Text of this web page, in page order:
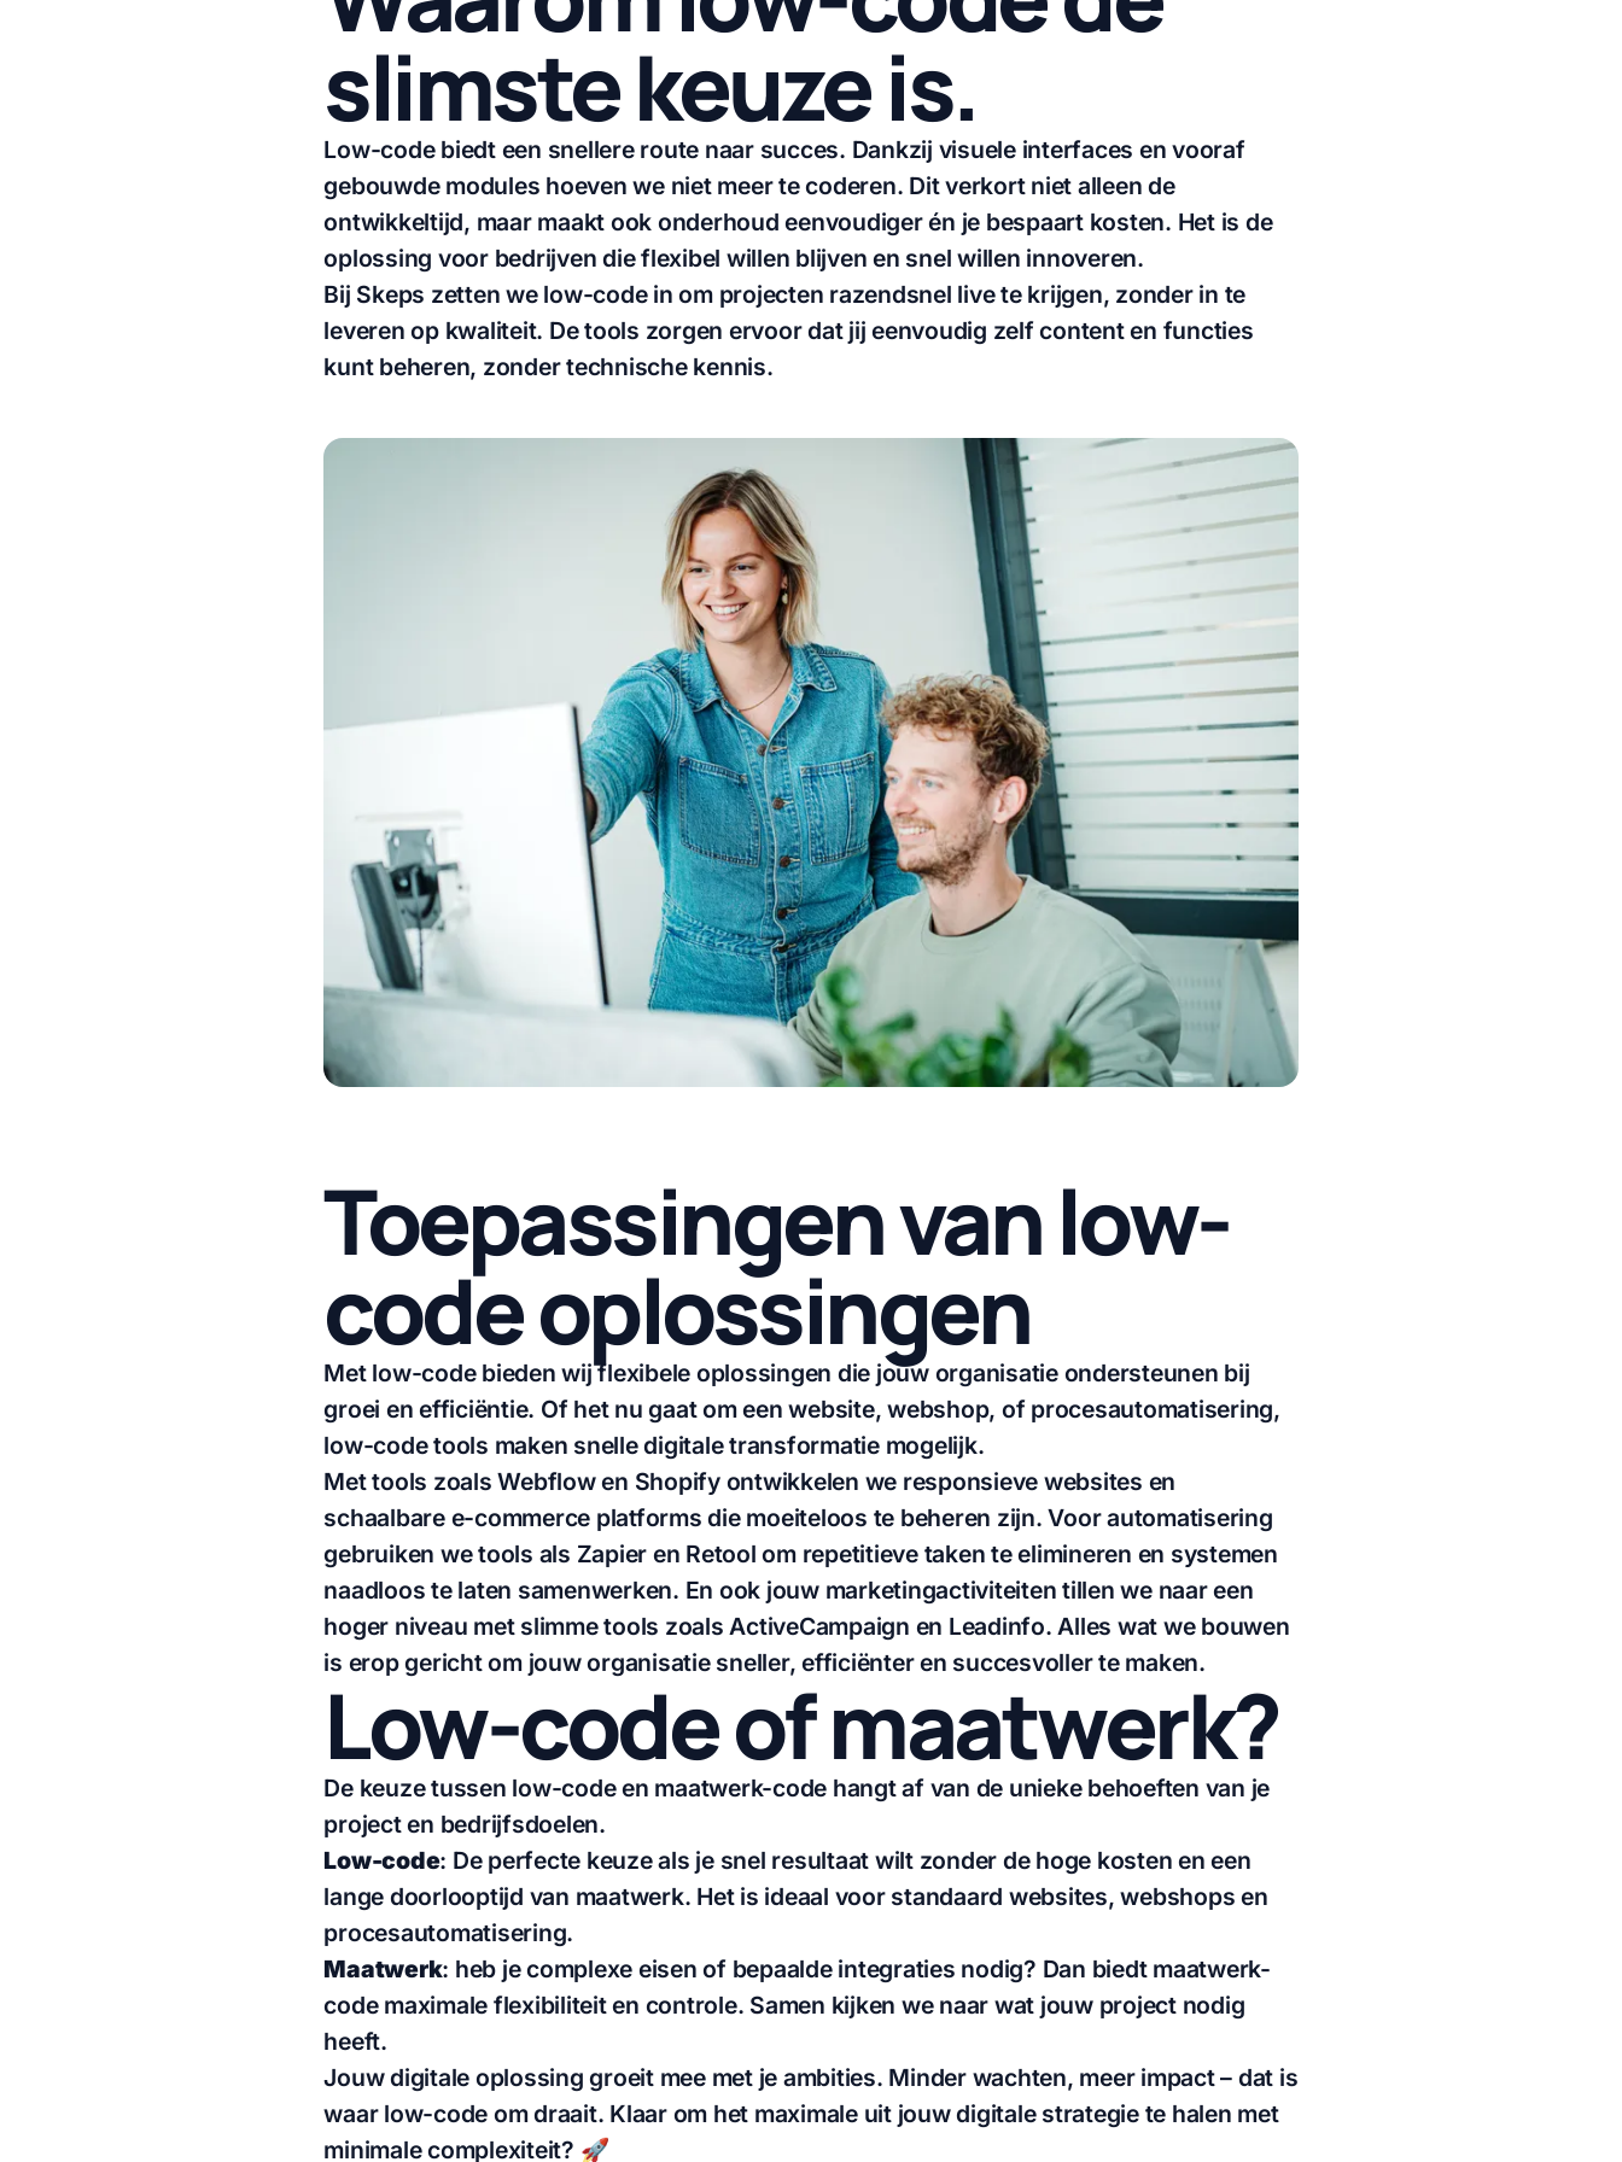
slimste keuze is.
Low-code biedt een snellere route naar succes. Dankzij visuele interfaces en vooraf
gebouwde modules hoeven we niet meer te coderen. Dit verkort niet alleen de
ontwikkeltijd, maar maakt ook onderhoud eenvoudiger én je bespaart kosten. Het is de
oplossing voor bedrijven die flexibel willen blijven en snel willen innoveren.
Bij Skeps zetten we low-code in om projecten razendsnel live te krijgen, zonder in te
leveren op kwaliteit. De tools zorgen ervoor dat jij eenvoudig zelf content en functies
kunt beheren, zonder technische kennis.
Toepassingen van low-
code oplossingen
Met low-code bieden wij flexibele oplossingen die jouw organisatie ondersteunen bij
groei en efficiëntie. Of het nu gaat om een website, webshop, of procesautomatisering,
low-code tools maken snelle digitale transformatie mogelijk.
Met tools zoals Webflow en Shopify ontwikkelen we responsieve websites en
schaalbare e-commerce platforms die moeiteloos te beheren zijn. Voor automatisering
gebruiken we tools als Zapier en Retool om repetitieve taken te elimineren en systemen
naadloos te laten samenwerken. En ook jouw marketingactiviteiten tillen we naar een
hoger niveau met slimme tools zoals ActiveCampaign en Leadinfo. Alles wat we bouwen
is erop gericht om jouw organisatie sneller, efficiënter en succesvoller te maken.
Low-code of maatwerk?
De keuze tussen low-code en maatwerk-code hangt af van de unieke behoeften van je
project en bedrijfsdoelen.
Low-code: De perfecte keuzeals je snel resultaat wilt zonder de hoge kosten en een
lange doorlooptijd van maatwerk. Het is ideaal voor standaard websites, webshops en
procesautomatisering.
Maatwerk: heb je complexe eisen of bepaalde integraties nodig? Dan biedt maatwerk-
code maximale flexibiliteit en controle. Samen kijken we naar wat jouw project nodig
heeft.
Jouw digitale oplossing groeit mee met je ambities. Minder wachten, meer impact – dat is
waar low-code om draait. Klaar om het maximale uit jouw digitale strategie te halen met
minimale complexiteit? 🚀